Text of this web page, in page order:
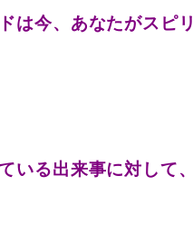
は今、あなたがスピ
いる出来事に対して